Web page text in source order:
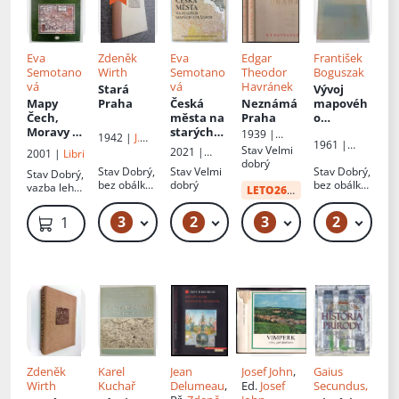
Eva
Semotano
vá
Mapy
Čech,
Moravy a
Slezska v
zrcadle
staletí
2001 | Libri
Stav Dobrý,
vazba lehce
zkosený
hřbet 1 499 Kč
Zdeněk
Wirth
Stará
Praha
1942 | J.
Stav Dobrý,
bez obálky,
stránek
uvolněno a
vloženo
3 329 Kč – 439 Kč
Eva
Semotano
vá
Česká
města na
starých
mapách a
plánech
2021 |
Dobrovský
s.r.o
StavVelmi
dobrý
2 319 Kč – 329 Kč
Edgar
Theodor
Havránek
Neznámá
Praha
1939 |
nákladem
vlastním
StavVelmi
dobrý
LETO26od: 55 Kč
3 79 Kč – 99 Kč
František
Boguszak
Vývoj
mapovéh
o
území
enské
socialistic
ké
republiky
:
Mapování
zemí od
pol. 18.
stol. do
počátku
20. stol -
III
1961 |
správa
geodézie a
Stav Dobrý,
bez obálky,
2
Zdeněk
Wirth
Karel
Kuchař
Jean
Delumeau,
Josef John,
Ed. Josef
Gaius
Secundus,